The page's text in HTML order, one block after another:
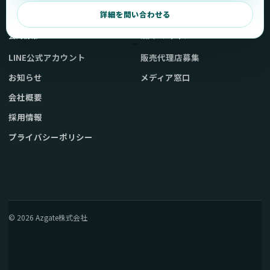
詳細を問い合わせる
弊社販売ストアへ
公式情報
LINE公式アカウント
お知らせ
会社概要
採用情報
プライバシーポリシー
販売代理店募集
メディア窓口
© 2026 Azgate株式会社